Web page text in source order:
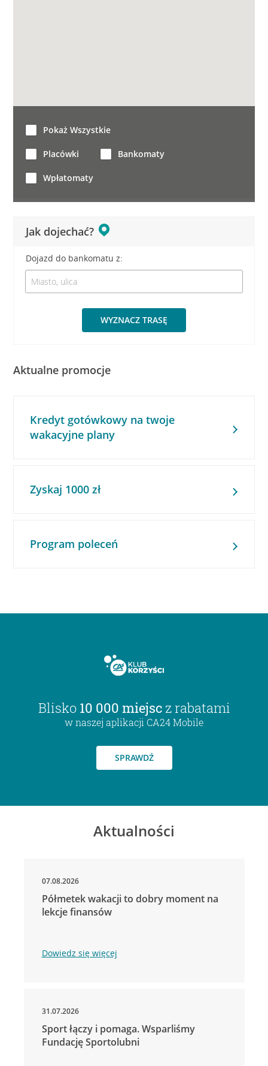
Jak dojechać?
Dojazd do bankomatu z:
WYZNACZ TRASĘ
Pokaż Wszystkie
Placówki Bankomaty
Wpłatomaty
Aktualne promocje
Kredyt gotówkowy na twoje
wakacyjne plany
Zyskaj 1000 zł
Program poleceń
Blisko 10 000 miejsc z rabatami
w naszej aplikacji CA24 Mobile
SPRAWDŹ
Aktualności
07.08.2026
Półmetek wakacji to dobry moment na
lekcje finansów
Dowiedz się więcej
31.07.2026
Sport łączy i pomaga. Wsparliśmy
Fundację Sportolubni